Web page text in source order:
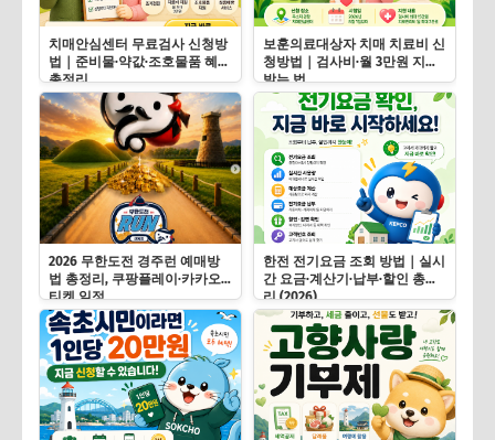
치매안심센터 무료검사 신청방
법｜준비물·약값·조호물품 혜택
총정리
보훈의료대상자 치매 치료비 신
청방법｜검사비·월 3만원 지원
받는 법
2026 무한도전 경주런 예매방
법 총정리, 쿠팡플레이·카카오
티켓 일정
한전 전기요금 조회 방법｜실시
간 요금·계산기·납부·할인 총정
리 (2026)